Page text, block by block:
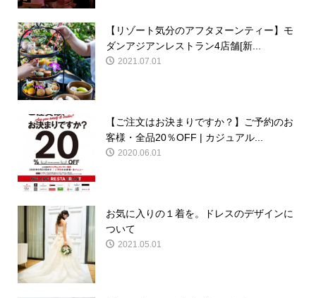
【リゾート気分のアフタヌーンティー】モ
ダンアジアンレストラン4店舗[新...
2021.07.01
【ご注文はお決まりですか？】ご予約のお
客様・全品20％OFF | カジュアル...
2020.06.01
お気に入りの１着を。ドレスのデザインに
ついて
2021.05.01